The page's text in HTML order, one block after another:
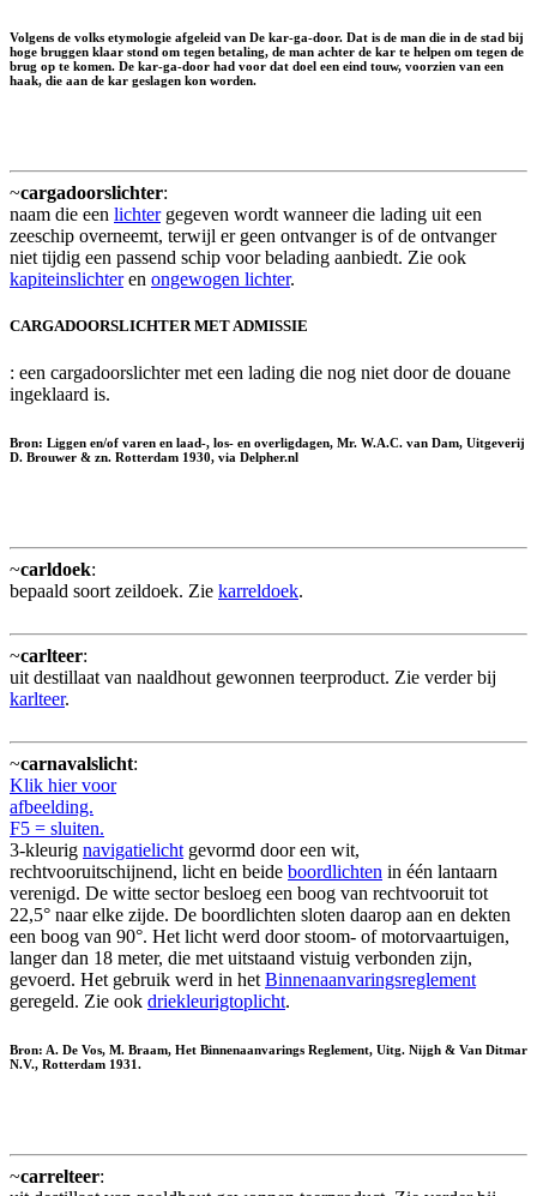
Volgens de volks etymologie afgeleid van De kar-ga-door. Dat is de man die in de stad bij
hoge bruggen klaar stond om tegen betaling, de man achter de kar te helpen om tegen de
brug op te komen. De kar-ga-door had voor dat doel een eind touw, voorzien van een
haak, die aan de kar geslagen kon worden.
~cargadoorslichter:
naam die een lichtergegeven wordt wanneer die lading uit een
zeeschip overneemt, terwijl er geen ontvanger is of de ontvanger
niet tijdig een passend schip voor belading aanbiedt. Zie ook
kapiteinslichteren ongewogen lichter.
CARGADOORSLICHTER MET ADMISSIE
: een cargadoorslichter met een lading die nog niet door de douane
ingeklaard is.
Bron: Liggen en/of varen en laad-, los- en overligdagen, Mr. W.A.C. van Dam, Uitgeverij
D. Brouwer & zn. Rotterdam 1930, via Delpher.nl
~carldoek:
bepaald soort zeildoek. Zie karreldoek.
~carlteer:
uit destillaat van naaldhout gewonnen teerproduct. Zie verder bij
karlteer.
~carnavalslicht:
Klik hier voor
afbeelding.
F5 = sluiten.
3-kleurig navigatielicht gevormd door een wit,
rechtvooruitschijnend, licht en beide boordlichten in één lantaarn
verenigd. De witte sector besloeg een boog van rechtvooruit tot
22,5° naar elke zijde. De boordlichten sloten daarop aan en dekten
een boog van 90°. Het licht werd door stoom- of motorvaartuigen,
langer dan 18 meter, die met uitstaand vistuig verbonden zijn,
gevoerd. Het gebruik werd in het Binnenaanvaringsreglement
geregeld. Zie ook driekleurigtoplicht.
Bron: A. De Vos, M. Braam, Het Binnenaanvarings Reglement, Uitg. Nijgh & Van Ditmar
N.V., Rotterdam 1931.
~carrelteer: